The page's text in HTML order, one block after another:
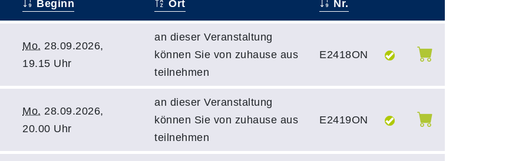
Beginn Ort Nr.
Mo. 28.09.2026,
19.15 Uhr
an dieser Veranstaltung
können Sie von zuhause aus
teilnehmen
E2418ON
Mo. 28.09.2026,
20.00 Uhr
an dieser Veranstaltung
können Sie von zuhause aus
teilnehmen
E2419ON